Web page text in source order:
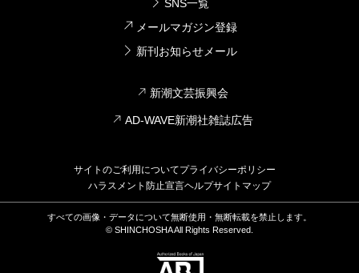
SNS一覧
メールマガジン登録
新刊お知らせメール
新潮文芸振興会
AD-WAVE新潮社雑誌広告
サイトのご利用についてプライバシーポリシー
ハラスメント防止宣言ヘルプサイトマップ
すべての画像・データについて無断使用・無断転載を禁止します。
© SHINCHOSHA All Rights Reserved.